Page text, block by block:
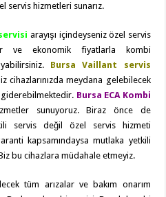
servis hizmetleri sunarız.
arayışı içindeyseniz özel servis
ve ekonomik fiyatlarla kombi
Bursa Vaillant servis
cihazlarınızda meydana gelebilecek
giderebilmektedir. Bursa ECA Kombi
sunuyoruz. Biraz önce de
servis değil özel servis hizmeti
kapsamındaysa mutlaka yetkili
bu cihazlara müdahale etmeyiz.
tüm arızalar ve bakım onarım